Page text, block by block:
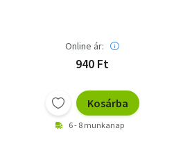
Online ár:
940 Ft
Kosárba
6 - 8 munkanap